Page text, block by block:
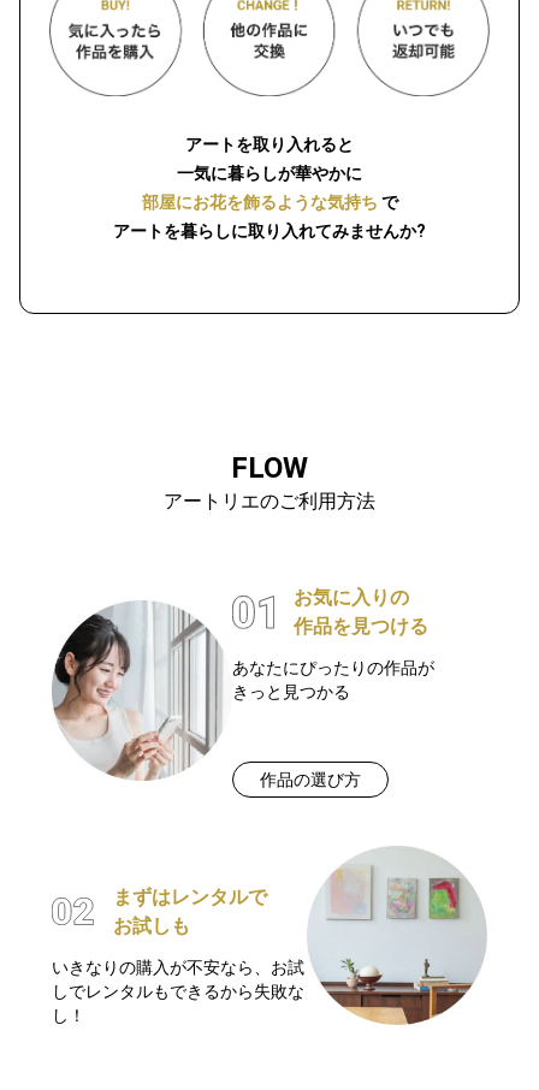
アートを取り入れると
一気に暮らしが華やかに
部屋にお花を飾るような気持ち で
アートを暮らしに取り入れてみませんか?
FLOW
アートリエのご利用方法
お気に入りの
作品を見つける
あなたにぴったりの作品が
きっと見つかる
作品の選び方
まずはレンタルで
お試しも
いきなりの購入が不安なら、お試
しでレンタルもできるから失敗な
し！